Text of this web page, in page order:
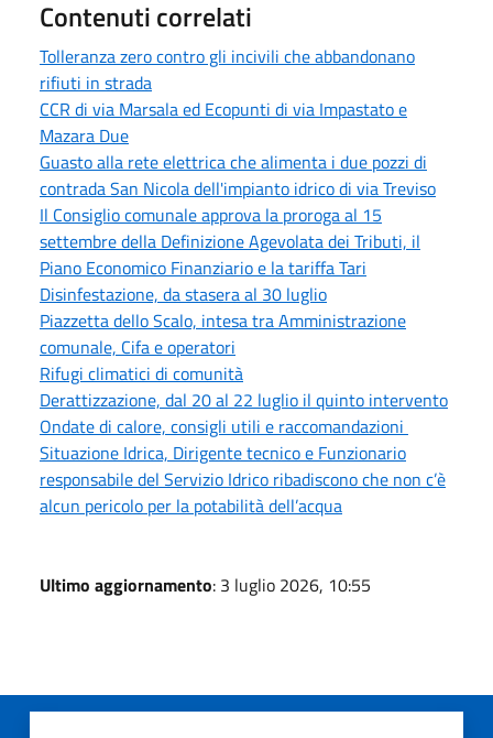
Contenuti correlati
Tolleranza zero contro gli incivili che abbandonano
rifiuti in strada
CCR di via Marsala ed Ecopunti di via Impastato e
Mazara Due
Guasto alla rete elettrica che alimenta i due pozzi di
contrada San Nicola dell'impianto idrico di via Treviso
Il Consiglio comunale approva la proroga al 15
settembre della Definizione Agevolata dei Tributi, il
Piano Economico Finanziario e la tariffa Tari
Disinfestazione, da stasera al 30 luglio
Piazzetta dello Scalo, intesa tra Amministrazione
comunale, Cifa e operatori
Rifugi climatici di comunità
Derattizzazione, dal 20 al 22 luglio il quinto intervento
Ondate di calore, consigli utili e raccomandazioni
Situazione Idrica, Dirigente tecnico e Funzionario
responsabile del Servizio Idrico ribadiscono che non c’è
alcun pericolo per la potabilità dell’acqua
Ultimo aggiornamento: 3 luglio 2026, 10:55